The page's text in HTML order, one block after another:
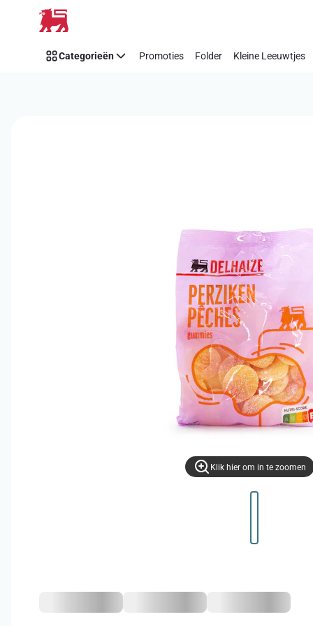
Overslaan
Categorieën Promoties Folder Kleine Leeuwtjes
Klik hier om in te zoomen